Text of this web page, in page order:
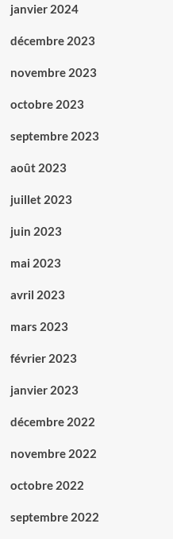
janvier 2024
décembre 2023
novembre 2023
octobre 2023
septembre 2023
août 2023
juillet 2023
juin 2023
mai 2023
avril 2023
mars 2023
février 2023
janvier 2023
décembre 2022
novembre 2022
octobre 2022
septembre 2022